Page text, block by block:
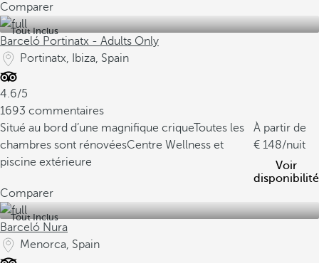
Comparer
Tout Inclus
Barceló Portinatx - Adults Only
Portinatx, Ibiza, Spain
4.6/5
1693 commentaires
Situé au bord d’une magnifique criqueToutes les
chambres sont rénovéesCentre Wellness et
piscine extérieure
À partir de
148/nuit
Voir
disponibilité
Comparer
Tout Inclus
Barceló Nura
Menorca, Spain